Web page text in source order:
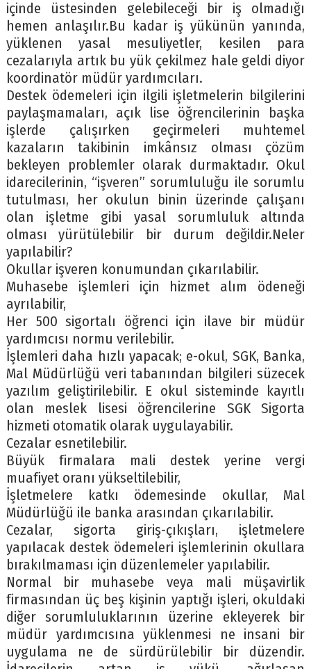
içinde üstesinden gelebileceği bir iş olmadığı
hemen anlaşılır.Bu kadar iş yükünün yanında,
yüklenen yasal mesuliyetler, kesilen para
cezalarıyla artık bu yük çekilmez hale geldi diyor
koordinatör müdür yardımcıları.
Destek ödemeleri için ilgili işletmelerin bilgilerini
paylaşmamaları, açık lise öğrencilerinin başka
işlerde çalışırken geçirmeleri muhtemel
kazaların takibinin imkânsız olması çözüm
bekleyen problemler olarak durmaktadır. Okul
idarecilerinin, “işveren” sorumluluğu ile sorumlu
tutulması, her okulun binin üzerinde çalışanı
olan işletme gibi yasal sorumluluk altında
olması yürütülebilir bir durum değildir.Neler
yapılabilir?
Okullar işveren konumundan çıkarılabilir.
Muhasebe işlemleri için hizmet alım ödeneği
ayrılabilir,
Her 500 sigortalı öğrenci için ilave bir müdür
yardımcısı normu verilebilir.
İşlemleri daha hızlı yapacak; e-okul, SGK, Banka,
Mal Müdürlüğü veri tabanından bilgileri süzecek
yazılım geliştirilebilir. E okul sisteminde kayıtlı
olan meslek lisesi öğrencilerine SGK Sigorta
hizmeti otomatik olarak uygulayabilir.
Cezalar esnetilebilir.
Büyük firmalara mali destek yerine vergi
muafiyet oranı yükseltilebilir,
İşletmelere katkı ödemesinde okullar, Mal
Müdürlüğü ile banka arasından çıkarılabilir.
Cezalar, sigorta giriş-çıkışları, işletmelere
yapılacak destek ödemeleri işlemlerinin okullara
bırakılmaması için düzenlemeler yapılabilir.
Normal bir muhasebe veya mali müşavirlik
firmasından üç beş kişinin yaptığı işleri, okuldaki
diğer sorumluluklarının üzerine ekleyerek bir
müdür yardımcısına yüklenmesi ne insani bir
uygulama ne de sürdürülebilir bir düzendir.